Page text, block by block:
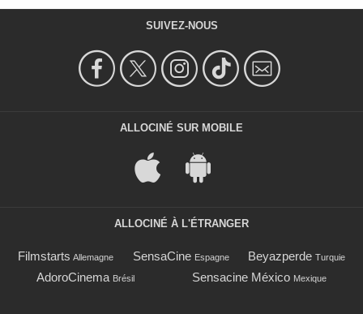
SUIVEZ-NOUS
ALLOCINÉ SUR MOBILE
ALLOCINÉ À L'ÉTRANGER
Filmstarts Allemagne SensaCine Espagne Beyazperde Turquie
AdoroCinema Brésil Sensacine México Mexique